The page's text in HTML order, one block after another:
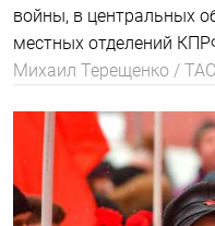
войны, в центральных
местных отделений
Михаил Терещенко /